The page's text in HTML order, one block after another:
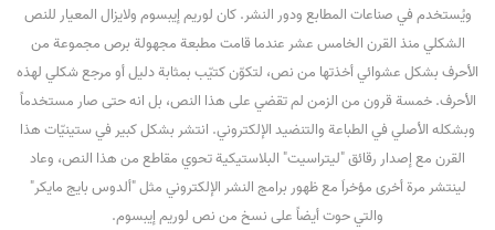
ويُستخدم في صناعات المطابع ودور النشر. كان لوريم إيبسوم ولايزال المعيار للنص
الشكلي منذ القرن الخامس عشر عندما قامت مطبعة مجهولة برص مجموعة من
الأحرف بشكل عشوائي أخذتها من نص، لتكوّن كتيّب بمثابة دليل أو مرجع شكلي لهذه
الأحرف. خمسة قرون من الزمن لم تقضي على هذا النص، بل انه حتى صار مستخدماً
وبشكله الأصلي في الطباعة والتنضيد الإلكتروني. انتشر بشكل كبير في ستينيّات هذا
القرن مع إصدار رقائق "ليتراسيت" البلاستيكية تحوي مقاطع من هذا النص، وعاد
لينتشر مرة أخرى مؤخراَ مع ظهور برامج النشر الإلكتروني مثل "ألدوس بايج مايكر"
والتي حوت أيضاً على نسخ من نص لوريم إيبسوم.